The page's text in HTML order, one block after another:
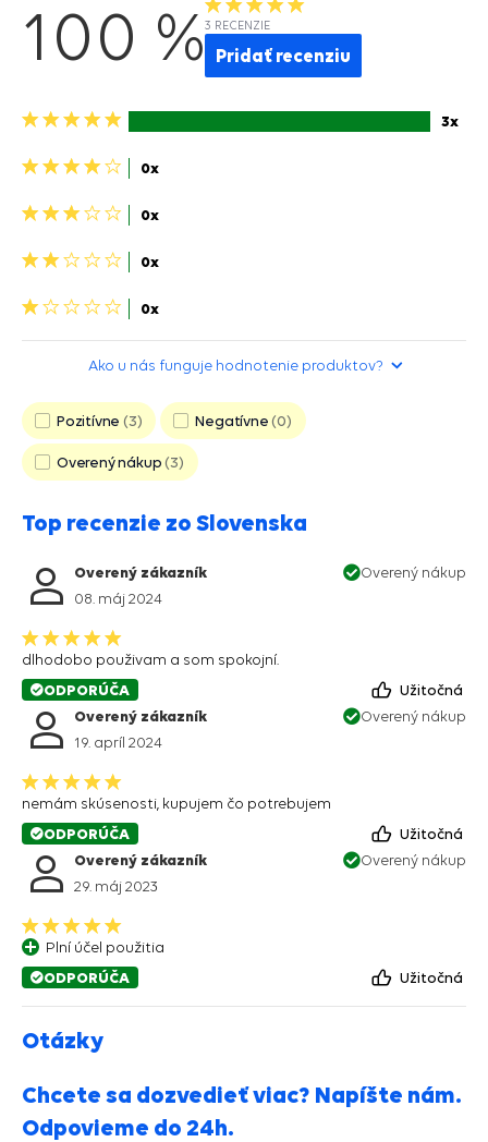
100 %3 RECENZIE
Pridať recenziu
5
3x
4
0x
3
0x
2
0x
1
0x
Ako u nás funguje hodnotenie produktov?
Pozitívne 3 Negatívne 0
Overený nákup 3
Top recenzie zo Slovenska
Overený zákazník
08. máj 2024
Overený nákup
dlhodobo použivam a som spokojní.
ODPORÚČA
Užitočná
Overený zákazník
19. apríl 2024
Overený nákup
nemám skúsenosti, kupujem čo potrebujem
ODPORÚČA
Užitočná
Overený zákazník
29. máj 2023
Overený nákup
Plní účel použitia
ODPORÚČA
Užitočná
Otázky
Chcete sa dozvedieť viac? Napíšte nám.
Odpovieme do 24h.